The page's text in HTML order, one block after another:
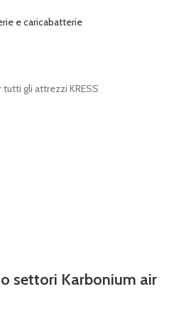
e caricabatterie
tutti gli attrezzi KRESS
settori Karbonium air